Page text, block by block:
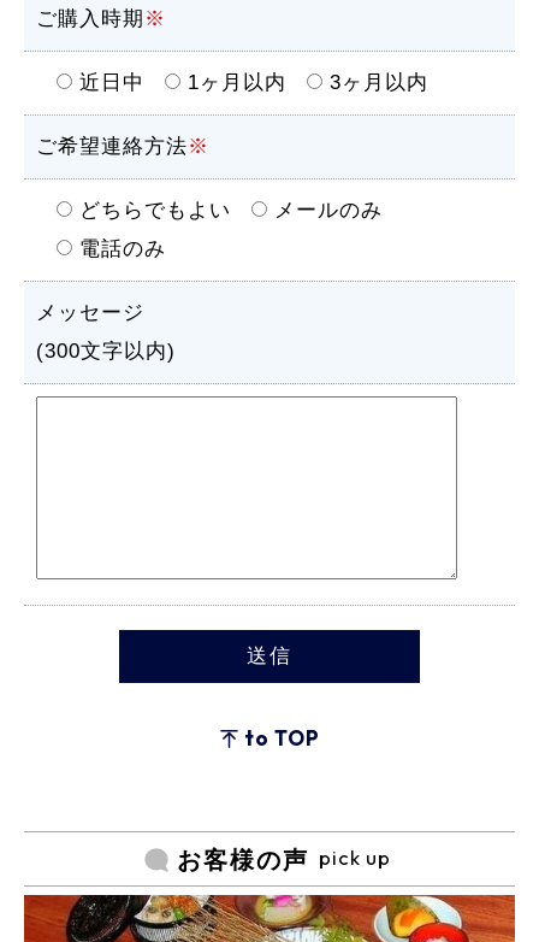
ご購入時期 ※
近日中 1ヶ月以内 3ヶ月以内
ご希望連絡方法※
どちらでもよい
メールのみ
電話のみ
メッセージ
(300文字以内)
to TOP
お客様の声 pick up